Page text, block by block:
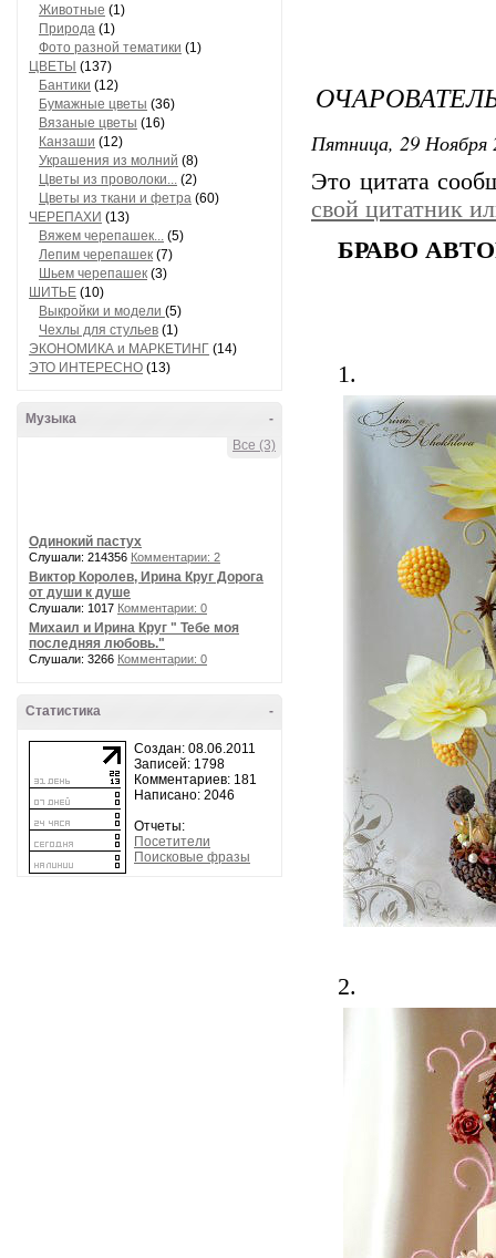
Животные (1)
Природа (1)
Фото разной тематики (1)
ЦВЕТЫ (137)
Бантики (12)
Бумажные цветы (36)
Вязаные цветы (16)
Канзаши (12)
Украшения из молний (8)
Цветы из проволоки... (2)
Цветы из ткани и фетра (60)
ЧЕРЕПАХИ (13)
Вяжем черепашек... (5)
Лепим черепашек (7)
Шьем черепашек (3)
ШИТЬЕ (10)
Выкройки и модели (5)
Чехлы для стульев (1)
ЭКОНОМИКА и МАРКЕТИНГ (14)
ЭТО ИНТЕРЕСНО (13)
-
Музыка
Все (3)
Одинокий пастух
Слушали: 214356 Комментарии: 2
Виктор Королев, Ирина Круг Дорога
от души к душе
Слушали: 1017 Комментарии: 0
Михаил и Ирина Круг " Тебе моя
последняя любовь."
Слушали: 3266 Комментарии: 0
-
Статистика
Создан: 08.06.2011
Записей: 1798
Комментариев: 181
Написано: 2046
Отчеты:
Посетители
Поисковые фразы
Пятница, 29 Ноября
Это цитата
свой цитатник
БРАВО
1.
2.